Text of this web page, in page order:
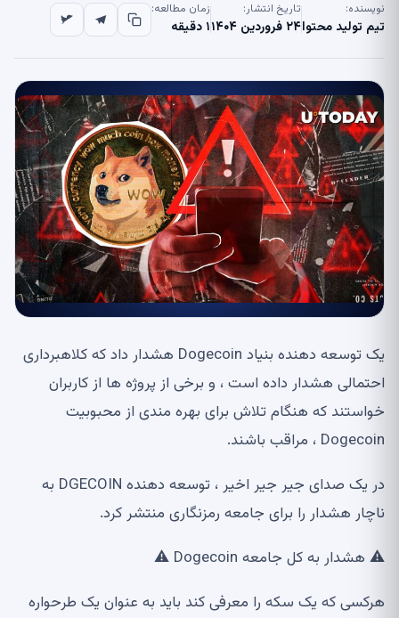
نویسنده:
تیم تولید محتوا
تاریخ انتشار:
۲۴ فروردین ۱۴۰۴
زمان مطالعه:
۱ دقیقه
یک توسعه دهنده بنیاد Dogecoin هشدار داد که کلاهبرداری
احتمالی هشدار داده است ، و برخی از پروژه ها از کاربران
خواستند که هنگام تلاش برای بهره مندی از محبوبیت
Dogecoin ، مراقب باشند.
در یک صدای جیر جیر اخیر ، توسعه دهنده DGECOIN به
ناچار هشدار را برای جامعه رمزنگاری منتشر کرد.
⚠ هشدار به کل جامعه Dogecoin ⚠
هرکسی که یک سکه را معرفی کند باید به عنوان یک طرحواره